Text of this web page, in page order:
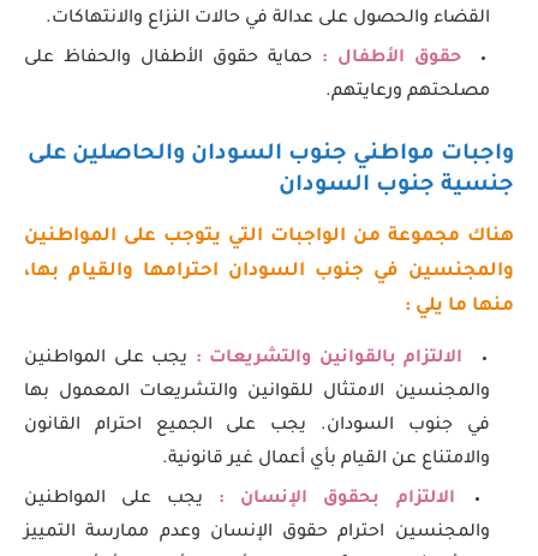
القضاء والحصول على عدالة في حالات النزاع والانتهاكات.
حقوق الأطفال : حماية حقوق الأطفال والحفاظ على
مصلحتهم ورعايتهم.
واجبات مواطني جنوب السودان والحاصلين على
جنسية جنوب السودان
هناك مجموعة من الواجبات التي يتوجب على المواطنين
والمجنسين في جنوب السودان احترامها والقيام بها،
منها ما يلي :
الالتزام بالقوانين والتشريعات : يجب على المواطنين
والمجنسين الامتثال للقوانين والتشريعات المعمول بها
في جنوب السودان. يجب على الجميع احترام القانون
والامتناع عن القيام بأي أعمال غير قانونية.
الالتزام بحقوق الإنسان : يجب على المواطنين
والمجنسين احترام حقوق الإنسان وعدم ممارسة التمييز